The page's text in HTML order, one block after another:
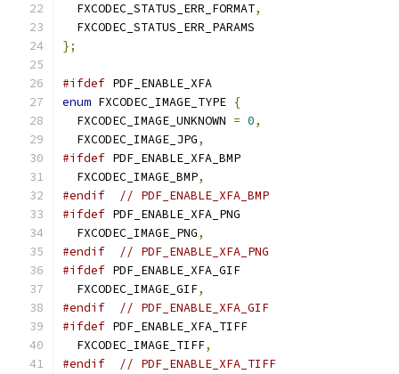
  FXCODEC_STATUS_ERR_FORMAT
,
  FXCODEC_STATUS_ERR_PARAMS
};
#ifdef PDF_ENABLE_XFA
enum FXCODEC_IMAGE_TYPE {
  FXCODEC_IMAGE_UNKNOWN
= 0,
  FXCODEC_IMAGE_JPG
,
#ifdef PDF_ENABLE_XFA_BMP
  FXCODEC_IMAGE_BMP
,
#endif
// PDF_ENABLE_XFA_BMP
#ifdef PDF_ENABLE_XFA_PNG
  FXCODEC_IMAGE_PNG
,
#endif
// PDF_ENABLE_XFA_PNG
#ifdef PDF_ENABLE_XFA_GIF
  FXCODEC_IMAGE_GIF
,
#endif
// PDF_ENABLE_XFA_GIF
#ifdef PDF_ENABLE_XFA_TIFF
  FXCODEC_IMAGE_TIFF
,
#endif
// PDF_ENABLE_XFA_TIFF